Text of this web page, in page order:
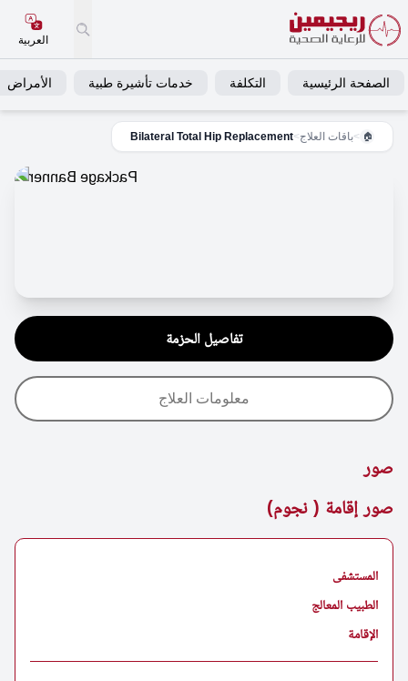
العربية
الصفحة الرئيسية التكلفة خدمات تأشيرة طبية الأمراض
🏠
>باقات العلاج>
Bilateral Total Hip Replacement
تفاصيل الحزمة
معلومات العلاج
صور
صور إقامة ( نجوم)
المستشفى
الطبيب المعالج
الإقامة